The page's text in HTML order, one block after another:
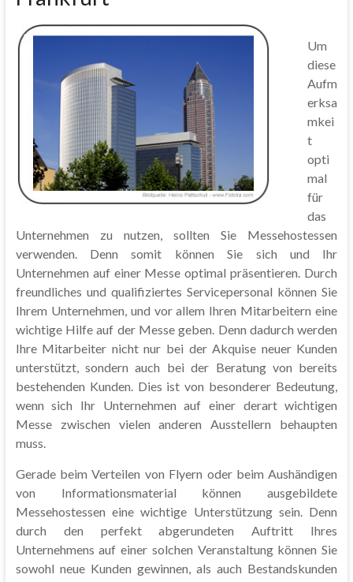
Um
diese
Aufm
erksa
mkei
t
opti
mal
für
das
Unternehmen zu nutzen, sollten Sie Messehostessen
verwenden. Denn somit können Sie sich und Ihr
Unternehmen auf einer Messe optimal präsentieren. Durch
freundliches und qualifiziertes Servicepersonal können Sie
Ihrem Unternehmen, und vor allem Ihren Mitarbeitern eine
wichtige Hilfe auf der Messe geben. Denn dadurch werden
Ihre Mitarbeiter nicht nur bei der Akquise neuer Kunden
unterstützt, sondern auch bei der Beratung von bereits
bestehenden Kunden. Dies ist von besonderer Bedeutung,
wenn sich Ihr Unternehmen auf einer derart wichtigen
Messe zwischen vielen anderen Ausstellern behaupten
muss.
Gerade beim Verteilen von Flyern oder beim Aushändigen
von Informationsmaterial können ausgebildete
Messehostessen eine wichtige Unterstützung sein. Denn
durch den perfekt abgerundeten Auftritt Ihres
Unternehmens auf einer solchen Veranstaltung können Sie
sowohl neue Kunden gewinnen, als auch Bestandskunden